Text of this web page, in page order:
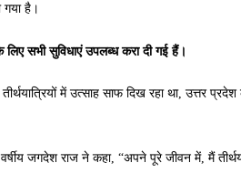
गया है।
सभी सुविधाएं उपलब्ध करा दी गई हैं।
में उत्साह साफ दिख रहा था, उत्तर
जगदेश राज ने कहा, “अपने पूरे जीवन में, मैं